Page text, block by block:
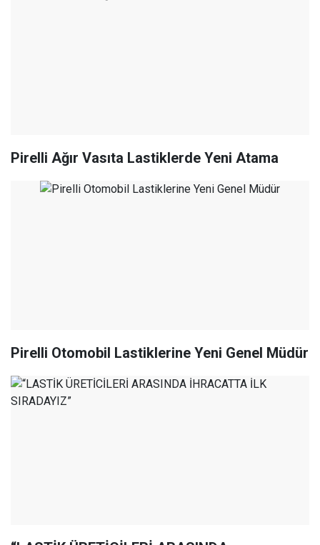
Pirelli Ağır Vasıta Lastiklerde Yeni Atama
Pirelli Otomobil Lastiklerine Yeni Genel Müdür